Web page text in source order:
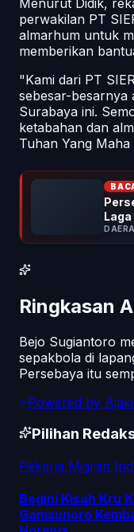
perwakilan PT
almarhum untuk
memberikan
"Kami dari PT
sebesar-besarnya
Surabaya ini.
ketabahan dan
Tuhan Yang
Ringkasan
Bejo Sugiantoro
sepakbola di
Persebaya itu
Powered by
Pilihan
Pekerja Migran
Begini Kisah Kru
Gamsunoro